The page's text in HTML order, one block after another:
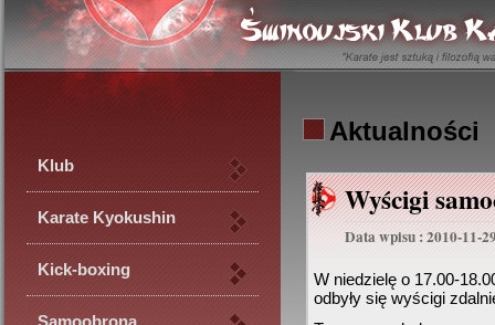
Klub
Karate Kyokushin
Kick-boxing
Aktualności
Wyścigi
Data wpisu : 2010-11-
W niedzielę o 17.00-
odbyły się wyścigi